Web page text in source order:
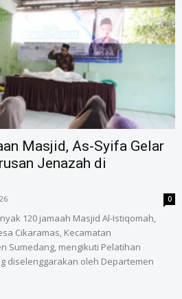
Masjid, As-Syifa Gelar
Jenazah di
0
120 jamaah Masjid Al-Istiqomah,
Cikaramas, Kecamatan
Sumedang, mengikuti Pelatihan
diselenggarakan oleh Departemen